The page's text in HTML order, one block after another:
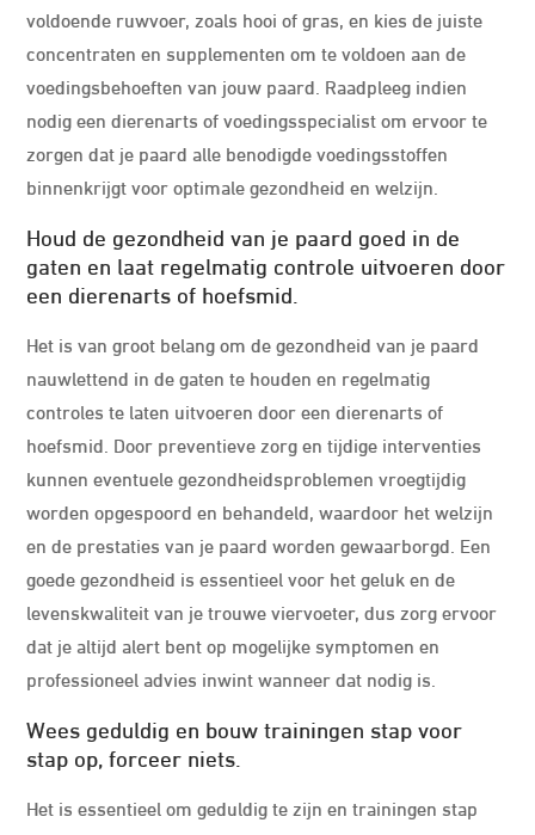
voldoende ruwvoer, zoals hooi of gras, en kies de juiste
concentraten en supplementen om te voldoen aan de
voedingsbehoeften van jouw paard. Raadpleeg indien
nodig een dierenarts of voedingsspecialist om ervoor te
zorgen dat je paard alle benodigde voedingsstoffen
binnenkrijgt voor optimale gezondheid en welzijn.
Houd de gezondheid van je paard goed in de
gaten en laat regelmatig controle uitvoeren door
een dierenarts of hoefsmid.
Het is van groot belang om de gezondheid van je paard
nauwlettend in de gaten te houden en regelmatig
controles te laten uitvoeren door een dierenarts of
hoefsmid. Door preventieve zorg en tijdige interventies
kunnen eventuele gezondheidsproblemen vroegtijdig
worden opgespoord en behandeld, waardoor het welzijn
en de prestaties van je paard worden gewaarborgd. Een
goede gezondheid is essentieel voor het geluk en de
levenskwaliteit van je trouwe viervoeter, dus zorg ervoor
dat je altijd alert bent op mogelijke symptomen en
professioneel advies inwint wanneer dat nodig is.
Wees geduldig en bouw trainingen stap voor
stap op, forceer niets.
Het is essentieel om geduldig te zijn en trainingen stap